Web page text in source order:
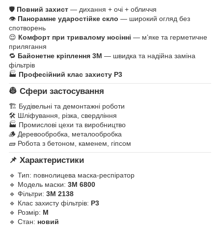
🛡️ Повний захист — дихання + очі + обличчя
👁️ Панорамне ударостійке скло — широкий огляд без
спотворень
😌 Комфорт при тривалому носінні — м’яке та герметичне
прилягання
🔁 Байонетне кріплення 3M — швидка та надійна заміна
фільтрів
🏭 Професійний клас захисту P3
👷 Сфери застосування
🏗️ Будівельні та демонтажні роботи
🛠️ Шліфування, різка, свердління
🏭 Промислові цехи та виробництво
🪵 Деревообробка, металообробка
🧱 Робота з бетоном, каменем, гіпсом
📌 Характеристики
🔹 Тип: повнолицева маска-респіратор
🔹 Модель маски: 3M 6800
🔹 Фільтри: 3M 2138
🔹 Клас захисту фільтрів: P3
🔹 Розмір: M
🔹 Стан: новий